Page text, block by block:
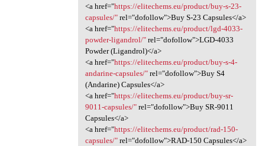
<a href="https://elitechems.eu/product/buy-s-23-
capsules/"rel="dofollow">Buy S-23 Capsules</a>
<a href="https://elitechems.eu/product/lgd-4033-
powder-ligandrol/"rel="dofollow">LGD-4033
Powder (Ligandrol)</a>
<a href="https://elitechems.eu/product/buy-s-4-
andarine-capsules/"rel="dofollow">Buy S4
(Andarine) Capsules</a>
<a href="https://elitechems.eu/product/buy-sr-
9011-capsules/"rel="dofollow">Buy SR-9011
Capsules</a>
<a href="https://elitechems.eu/product/rad-150-
capsules/"rel="dofollow">RAD-150 Capsules</a>